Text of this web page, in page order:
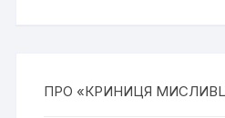
ПРО «КРИНИЦЯ